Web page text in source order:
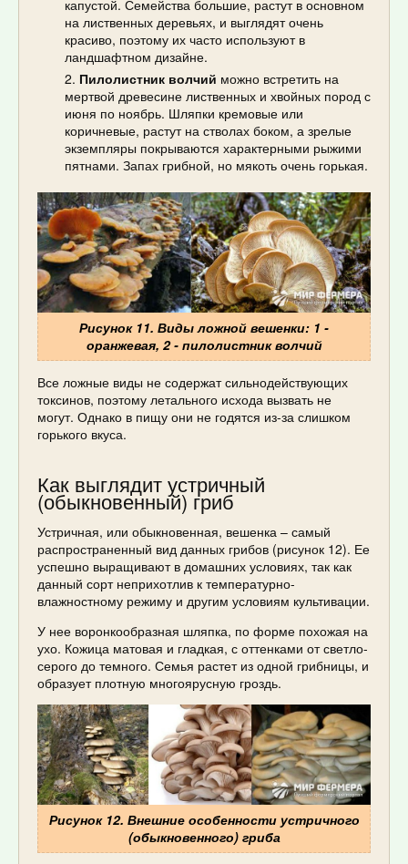
капустой. Семейства большие, растут в основном
на лиственных деревьях, и выглядят очень
красиво, поэтому их часто используют в
ландшафтном дизайне.
Пилолистник волчий можно встретить на
мертвой древесине лиственных и хвойных пород с
июня по ноябрь. Шляпки кремовые или
коричневые, растут на стволах боком, а зрелые
экземпляры покрываются характерными рыжими
пятнами. Запах грибной, но мякоть очень горькая.
Рисунок 11. Виды ложной вешенки: 1 -
оранжевая, 2 - пилолистник волчий
Все ложные виды не содержат сильнодействующих
токсинов, поэтому летального исхода вызвать не
могут. Однако в пищу они не годятся из-за слишком
горького вкуса.
Как выглядит устричный
(обыкновенный) гриб
Устричная, или обыкновенная, вешенка – самый
распространенный вид данных грибов (рисунок 12). Ее
успешно выращивают в домашних условиях, так как
данный сорт неприхотлив к температурно-
влажностному режиму и другим условиям культивации.
У нее воронкообразная шляпка, по форме похожая на
ухо. Кожица матовая и гладкая, с оттенками от светло-
серого до темного. Семья растет из одной грибницы, и
образует плотную многоярусную гроздь.
Рисунок 12. Внешние особенности устричного
(обыкновенного) гриба